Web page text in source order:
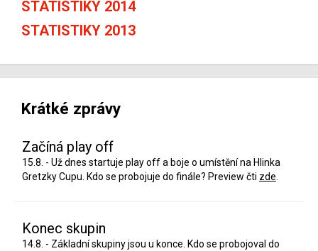
STATISTIKY 2014
STATISTIKY 2013
Krátké zprávy
Začíná play off
15.8. - Už dnes startuje play off a boje o umístění na Hlinka
Gretzky Cupu. Kdo se probojuje do finále? Preview čti zde
Konec skupin
14.8. - Základní skupiny jsou u konce. Kdo se probojoval do